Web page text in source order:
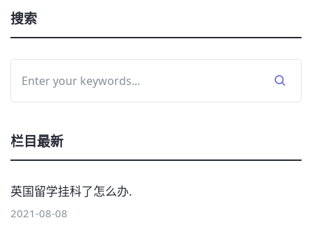
搜索
栏目最新
英国留学挂科了怎么办.
2021-08-08